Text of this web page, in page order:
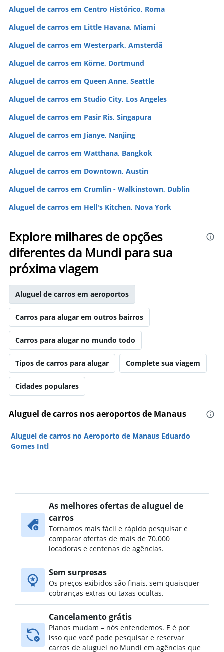
Aluguel de carros em Centro Histórico, Roma
Aluguel de carros em Little Havana, Miami
Aluguel de carros em Westerpark, Amsterdã
Aluguel de carros em Körne, Dortmund
Aluguel de carros em Queen Anne, Seattle
Aluguel de carros em Studio City, Los Angeles
Aluguel de carros em Pasir Ris, Singapura
Aluguel de carros em Jianye, Nanjing
Aluguel de carros em Watthana, Bangkok
Aluguel de carros em Downtown, Austin
Aluguel de carros em Crumlin - Walkinstown, Dublin
Aluguel de carros em Hell's Kitchen, Nova York
Explore milhares de opções
diferentes da Mundi para sua
próxima viagem
Aluguel de carros em aeroportos
Carros para alugar em outros bairros
Carros para alugar no mundo todo
Tipos de carros para alugar Complete sua viagem
Cidades populares
Aluguel de carros nos aeroportos de Manaus
Aluguel de carros no Aeroporto de Manaus Eduardo
Gomes Intl
As melhores ofertas de aluguel de
carros
Tornamos mais fácil e rápido pesquisar e
comparar ofertas de mais de 70.000
locadoras e centenas de agências.
Sem surpresas
Os preços exibidos são finais, sem quaisquer
cobranças extras ou taxas ocultas.
Cancelamento grátis
Planos mudam – nós entendemos. E é por
isso que você pode pesquisar e reservar
carros de aluguel no Mundi em agências que